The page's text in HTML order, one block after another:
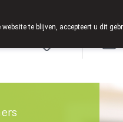
te blijven, accepteert u dit